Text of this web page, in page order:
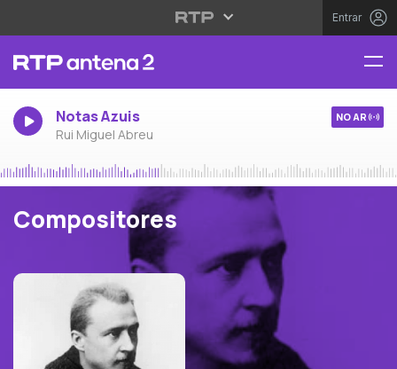
Entrar
Notas Azuis
Rui Miguel Abreu
NO AR
Compositores